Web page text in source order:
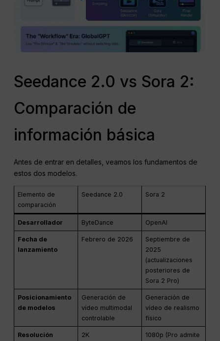
Seedance 2.0 vs Sora 2:
Comparación de
información básica
Antes de entrar en detalles, veamos los fundamentos de
estos dos modelos.
Elemento de
comparación
Seedance 2.0 Sora 2
Desarrollador ByteDance OpenAI
Fecha de
lanzamiento
Febrero de 2026
Septiembre de
2025
(actualizaciones
posteriores de
Sora 2 Pro)
Posicionamiento
de modelos
Generación de
vídeo multimodal
controlable
Generación de
vídeo de realismo
físico
Resolución
2K
1080p (Pro admite